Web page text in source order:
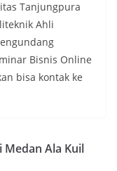
Tanjungpura
Ahli
Bisnis Online
bisa kontak ke
Medan Ala Kuil